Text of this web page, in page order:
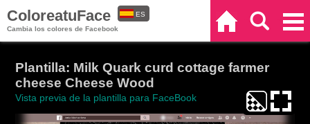
ColoreatuFace
Cambia los colores de Facebook
ES
Plantilla: Milk Quark curd cottage farmer
cheese Cheese Wood
Vista previa de la plantilla para FaceBook